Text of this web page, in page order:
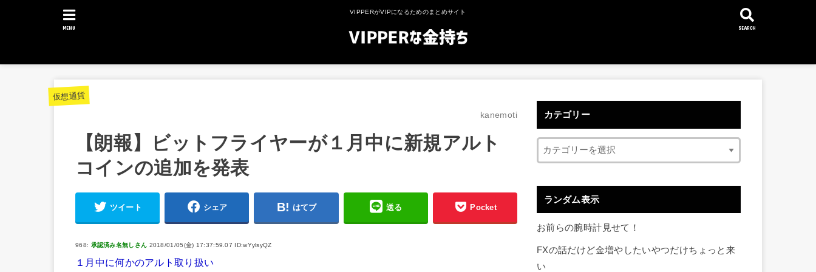
VIPPERがVIPになるためのまとめサイト
SEARCH
MENU
仮想通貨
kanemoti
【朗報】ビットフライヤーが１月中に新規アルト
コインの追加を発表
ツイート シェア はてブ 送る Pocket
968: 承認済み名無しさん 2018/01/05(金) 17:37:59.07 ID:wYylsyQZ
１月中に何かのアルト取り扱い
カテゴリー
ランダム表示
お前らの腕時計見せて！
FXの話だけど金増やしたいやつだけちょっと来
い